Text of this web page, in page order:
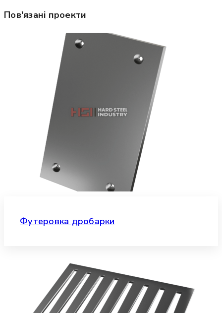
Пов'язані проекти
Футеровка дробарки